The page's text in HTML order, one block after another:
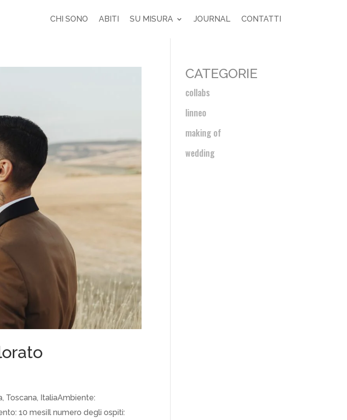
CHI SONO ABITI SU MISURA JOURNAL CONTATTI
Toscana, ItaliaAmbiente:
10 mesiIl numero degli ospiti:
CATEGORIE
collabs
linneo
making of
wedding